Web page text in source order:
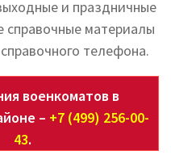
и праздничные
справочные материалы
телефона.
военкоматов в
– +7 (499) 256-00-
43.